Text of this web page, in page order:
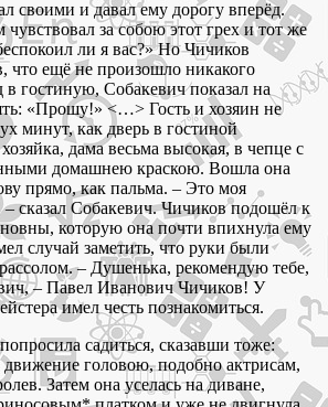
своими и давал ему дорогу вперёд.
чувствовал за собою этот грех и тот же
ли я вас?» Но Чичиков
что ещё не произошло никакого
в гостиную, Собакевич показал на
«Прошу!» <…> Гость и хозяин не
минут, как дверь в гостиной
дама весьма высокая, в чепце с
домашнею краскою. Вошла она
прямо, как пальма. – Это моя
сказал Собакевич. Чичиков подошёл к
которую она почти впихнула ему
случай заметить, что руки были
– Душенька, рекомендую тебе,
– Павел Иванович Чичиков! У
имел честь познакомиться.
садиться, сказавши тоже:
головою, подобно актрисам,
Затем она уселась на диване,